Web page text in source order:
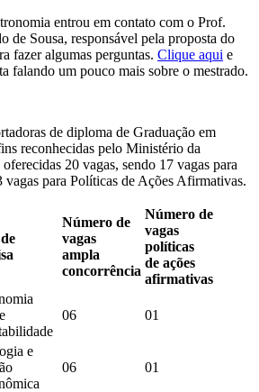
entrou em contato com o Prof.
de Sousa, responsável pela proposta do
fazer algumas perguntas. Clique aqui e
falando um pouco mais sobre o mestrado.
de diploma de Graduação em
reconhecidas pelo Ministério da
20 vagas, sendo 17 vagas para
para Políticas de Ações Afirmativas.
Número de
vagas
ampla
concorrência
Número de
vagas
políticas
de ações
afirmativas
06 01
e
06 01